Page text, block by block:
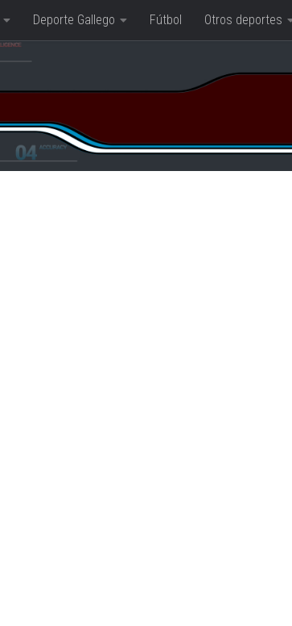
Deporte Gallego Fútbol Otros deportes